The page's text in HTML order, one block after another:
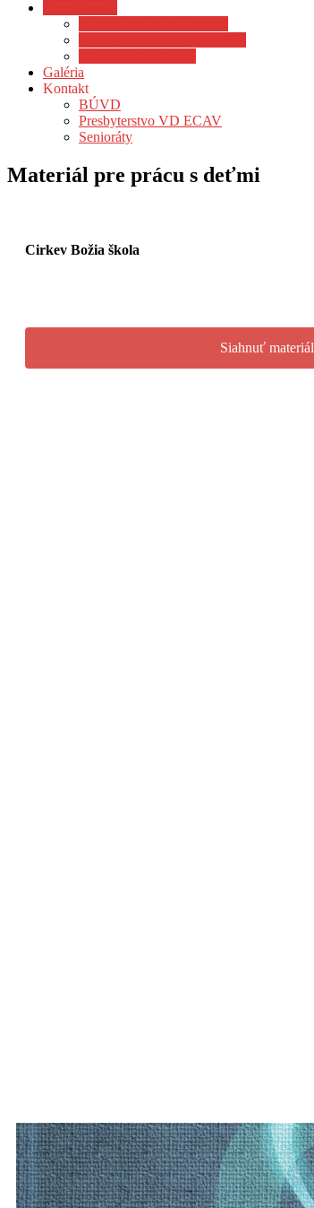
Galéria
Kontakt
BÚVD
Presbyterstvo VD ECAV
Senioráty
Materiál pre prácu s deťmi
Cirkev Božia škola
Siahnuť materiál